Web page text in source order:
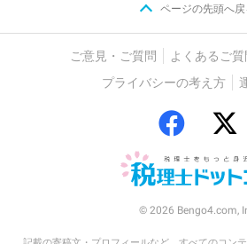
ページの先頭へ戻
ご意見・ご質問 よくあるご質
プライバシーの考え方
© 2026 Bengo4.com,